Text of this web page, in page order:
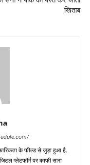
खिताब
के फील्ड से जुड़ा हुआ है.
प्लेटफॉर्म पर काफी सारा